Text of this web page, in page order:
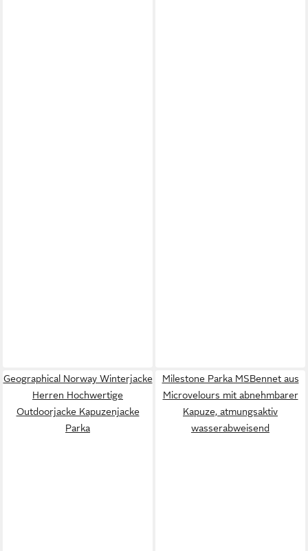
Geographical Norway Winterjacke
Herren Hochwertige
Outdoorjacke Kapuzenjacke
Parka
Milestone Parka MSBennet aus
Microvelours mit abnehmbarer
Kapuze, atmungsaktiv
wasserabweisend